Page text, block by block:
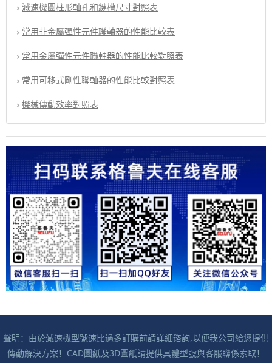
減速機圓柱形軸孔和鍵槽尺寸對照表
常用非金屬彈性元件聯軸器的性能比較表
常用金屬彈性元件聯軸器的性能比較對照表
常用可移式剛性聯軸器的性能比較對照表
機械傳動效率對照表
聲明：由於減速機型號速比過多訂購前請詳細谘詢,以便我公司給您提供
傳動解決方案！CAD圖紙及3D圖紙請提供具體型號與客服聯係索取！